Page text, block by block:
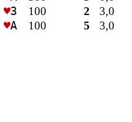
♥3 100 2
3,0
♥A 100 5 3,0